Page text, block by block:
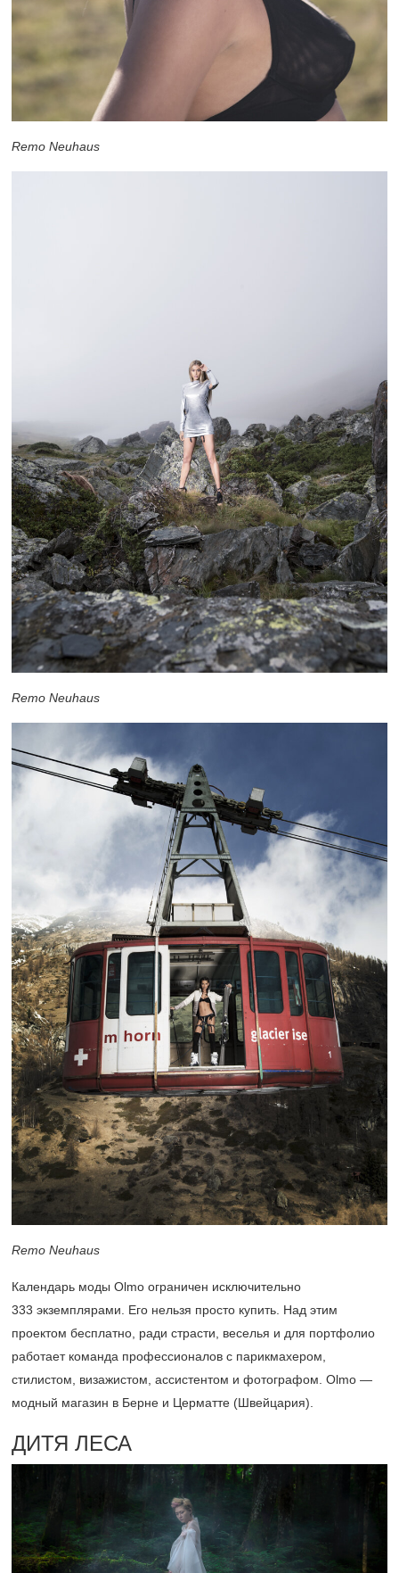
Remo Neuhaus
Remo Neuhaus
Remo Neuhaus
Календарь моды Olmo ограничен исключительно
333 экземплярами. Его нельзя просто купить. Над этим
проектом бесплатно, ради страсти, веселья и для портфолио
работает команда профессионалов с парикмахером,
стилистом, визажистом, ассистентом и фотографом. Olmo —
модный магазин в Берне и Церматте (Швейцария).
ДИТЯ ЛЕСА